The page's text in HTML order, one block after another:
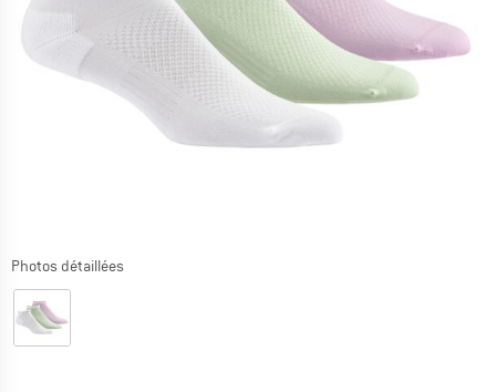
Photos détaillées